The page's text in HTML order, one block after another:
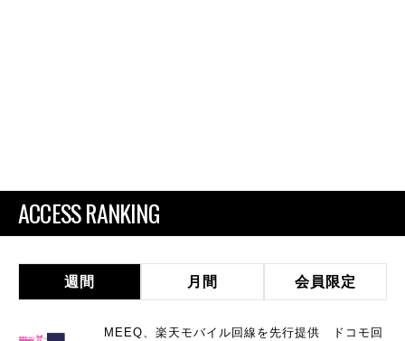
ACCESS RANKING
週間 月間 会員限定
MEEQ、楽天モバイル回線を先行提供 ドコモ回